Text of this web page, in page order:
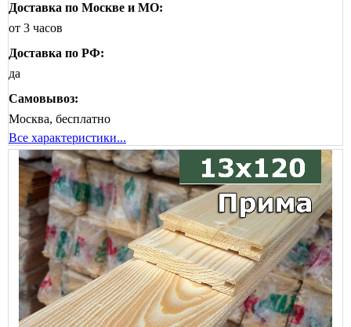
Доставка по Москве и МО:
от 3 часов
Доставка по РФ:
да
Самовывоз:
Москва, бесплатно
Все характеристики...